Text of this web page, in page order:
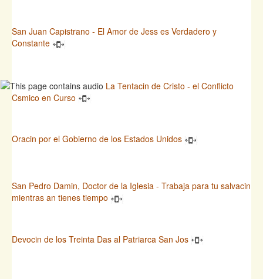
San Juan Capistrano - El Amor de Jess es Verdadero y
Constante
La Tentacin de Cristo - el Conflicto
Csmico en Curso
Oracin por el Gobierno de los Estados Unidos
San Pedro Damin, Doctor de la Iglesia - Trabaja para tu salvacin
mientras an tienes tiempo
Devocin de los Treinta Das al Patriarca San Jos